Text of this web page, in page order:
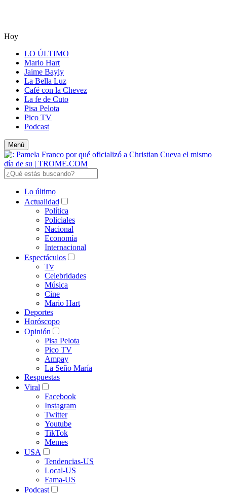
Hoy
LO ÚLTIMO
Mario Hart
Jaime Bayly
La Bella Luz
Café con la Chevez
La fe de Cuto
Pisa Pelota
Pico TV
Podcast
Menú
Lo último
Actualidad
Política
Policiales
Nacional
Economía
Internacional
Espectáculos
Tv
Celebridades
Música
Cine
Mario Hart
Deportes
Horóscopo
Opinión
Pisa Pelota
Pico TV
Ampay
La Seño María
Respuestas
Viral
Facebook
Instagram
Twitter
Youtube
TikTok
Memes
USA
Tendencias-US
Local-US
Fama-US
Podcast